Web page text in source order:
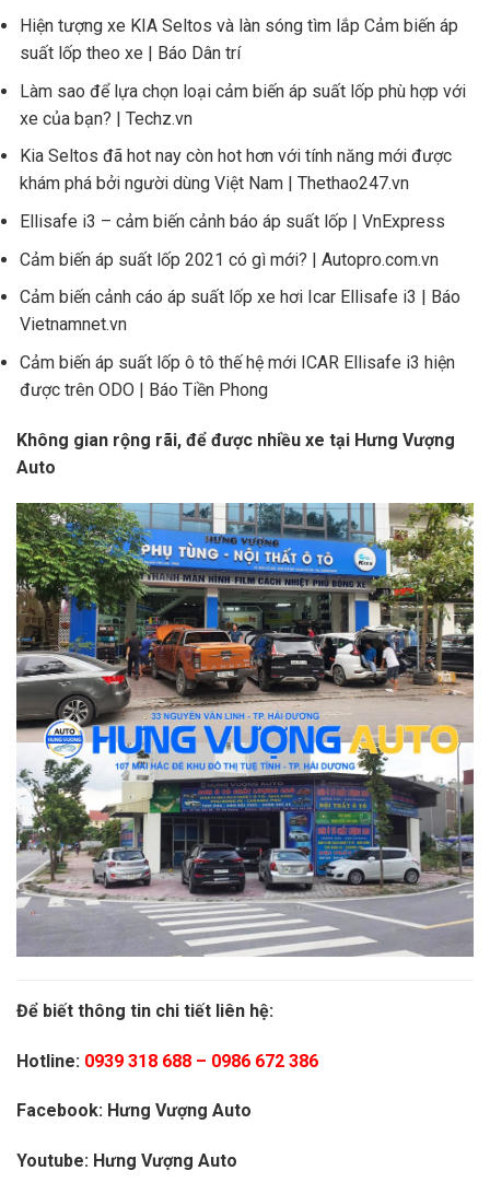
Hiện tượng xe KIA Seltos và làn sóng tìm lắp Cảm biến áp
suất lốp theo xe | Báo Dân trí
Làm sao để lựa chọn loại cảm biến áp suất lốp phù hợp với
xe của bạn? | Techz.vn
Kia Seltos đã hot nay còn hot hơn với tính năng mới được
khám phá bởi người dùng Việt Nam | Thethao247.vn
Ellisafe i3 – cảm biến cảnh báo áp suất lốp | VnExpress
Cảm biến áp suất lốp 2021 có gì mới? | Autopro.com.vn
Cảm biến cảnh cáo áp suất lốp xe hơi Icar Ellisafe i3 | Báo
Vietnamnet.vn
Cảm biến áp suất lốp ô tô thế hệ mới ICAR Ellisafe i3 hiện
được trên ODO | Báo Tiền Phong
Không gian rộng rãi, để được nhiều xe tại Hưng Vượng
Auto
Để biết thông tin chi tiết liên hệ:
Hotline: 0939 318 688 – 0986 672 386
Facebook: Hưng Vượng Auto
Youtube: Hưng Vượng Auto